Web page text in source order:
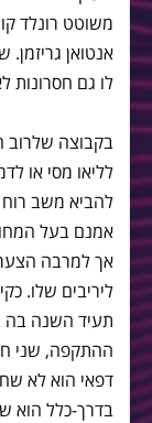
משוטט רונלד
אנטואן גריזמן.
לו גם חסרונות
בקבוצה שלרוב
לליאו מסי או
להביא משב רוח
אמנם בעל
אך למרבה
ליריבים שלו.
תעיד השנה בה
ההתקפה, שני
דפאי הוא לא
בדרך-כלל הוא